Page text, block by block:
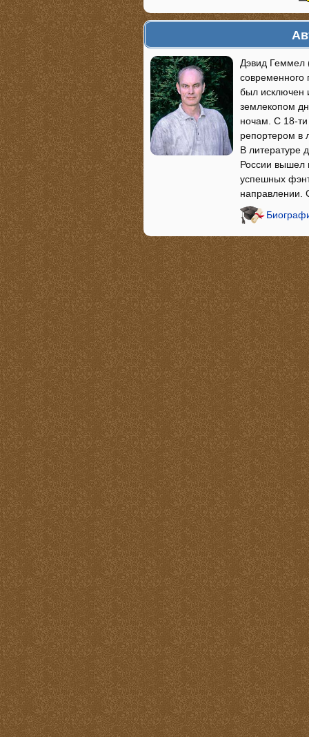
Дэвид Геммел
современного
был исключен
землекопом
ночам. С 18-ти
репортером в
В литературе
России вышел
успешных